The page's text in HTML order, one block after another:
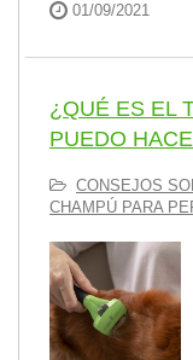
01/09/2021
¿QUÉ ES EL
PUEDO
CONSEJOS
CHAMPÚ PARA